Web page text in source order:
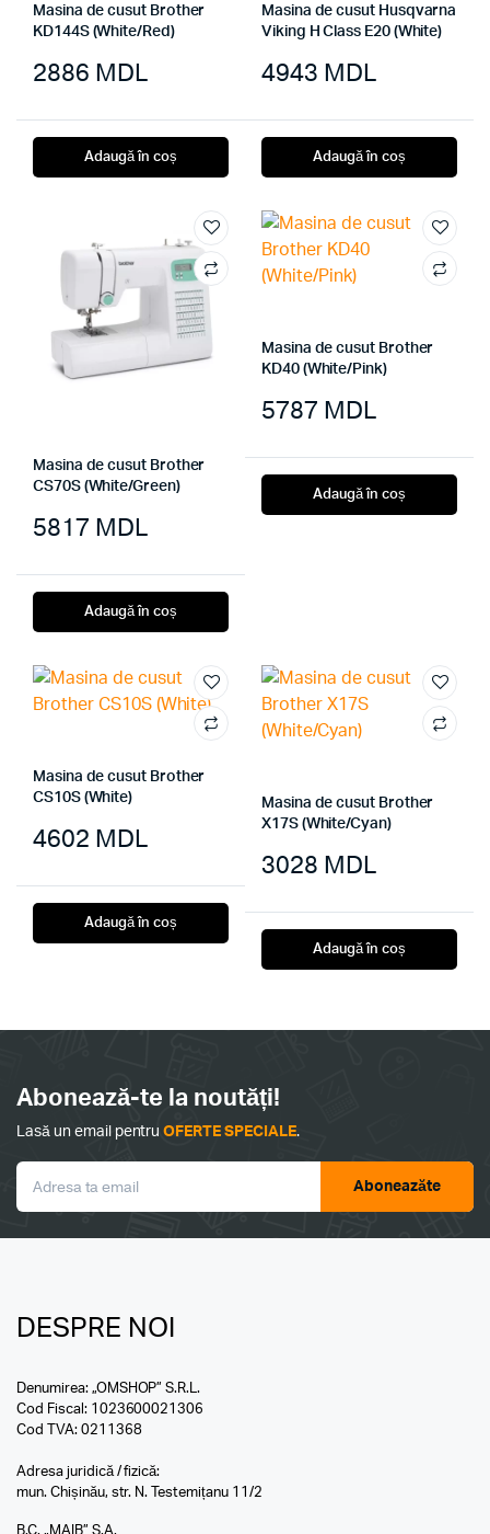
Masina de cusut Brother
KD144S (White/Red)
2886 MDL
Adaugă în coș
Masina de cusut Husqvarna
Viking H Class E20 (White)
4943 MDL
Adaugă în coș
Masina de cusut Brother
CS70S (White/Green)
5817 MDL
Adaugă în coș
Masina de cusut Brother
KD40 (White/Pink)
5787 MDL
Adaugă în coș
Masina de cusut Brother
CS10S (White)
4602 MDL
Adaugă în coș
Masina de cusut Brother
X17S (White/Cyan)
3028 MDL
Adaugă în coș
Abonează-te la noutăți!
Lasă un email pentruOFERTE SPECIALE.
Aboneazăte
DESPRE NOI
Denumirea: „OMSHOP” S.R.L.
Cod Fiscal: 1023600021306
Cod TVA: 0211368
Adresa juridică / fizică:
mun. Chișinău, str. N. Testemițanu 11/2